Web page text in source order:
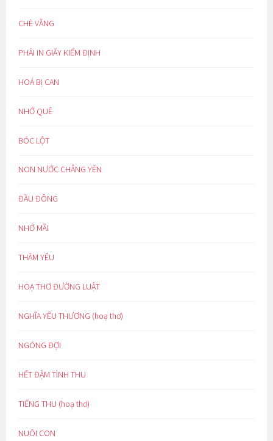
CHÈ VẰNG
PHẢI IN GIẤY KIỂM ĐỊNH
HOÁ BỊ CAN
NHỚ QUÊ
BÓC LỘT
NON NƯỚC CHẲNG YÊN
ĐẦU ĐÔNG
NHỚ MÃI
THẦM YÊU
HOẠ THƠ ĐƯỜNG LUẬT
NGHĨA YÊU THƯƠNG (hoạ thơ)
NGÓNG ĐỢI
HẾT ĐẬM TÌNH THU
TIẾNG THU (hoạ thơ)
NUÔI CON